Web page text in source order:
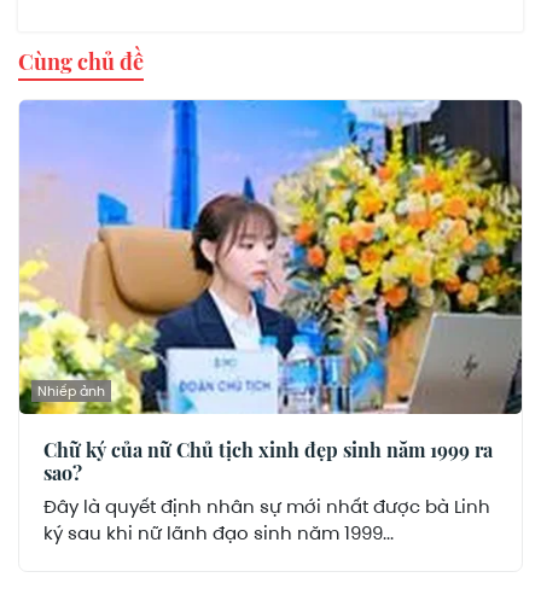
Cùng chủ đề
Nhiếp ảnh
Chữ ký của nữ Chủ tịch xinh đẹp sinh năm 1999 ra
sao?
Đây là quyết định nhân sự mới nhất được bà Linh
ký sau khi nữ lãnh đạo sinh năm 1999...